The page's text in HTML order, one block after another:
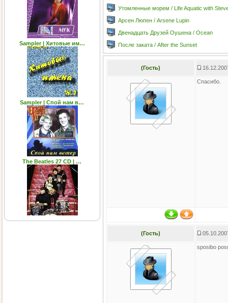
Sampler | Хитовые им…
Sampler | Спой нам в…
The Beatles 27 CD | …
Утомленные морем / Life Aquatic with
Арсен Люпен / Arsene Lupin
Двенадцать Друзей Оушена / Ocean
После заката / After the Sunset
(Гость)
Спасибо.
(Гость)
sposibo